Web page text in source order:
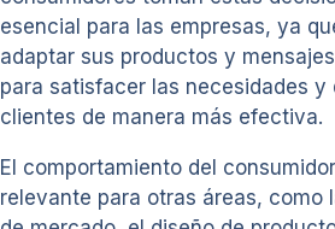
esencial para las empresas, ya
adaptar sus productos y
para satisfacer las necesidades y
clientes de manera más efectiva.
El comportamiento del
relevante para otras áreas, como